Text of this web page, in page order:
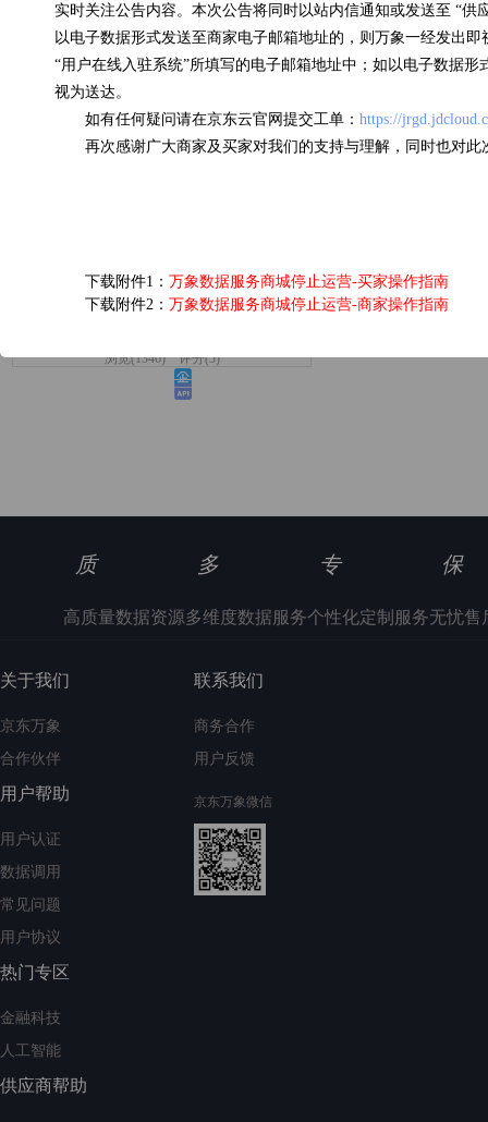
实时关注公告内容。本次公告将同时以站内信通知或发送至 “供
以电子数据形式发送至商家电子邮箱地址的，则万象一经发出
“用户在线入驻系统”所填写的电子邮箱地址中；如以电子数据
视为送达。
如有任何疑问请在京东云官网提交工单： https://
再次感谢广大商家及买家对我们的支持与理解，同时也对
下载附件1： 万象数据服务商城停止运营-买家操作指南
下载附件2： 万象数据服务商城停止运营-商家操作指南
6.0元/次
浏览(1346) 评分(5)
质
高质量数据资源
多
多维度数据服务
专
个性化定制服务
保
无忧售
关于我们
京东万象
合作伙伴
用户帮助
用户认证
数据调用
常见问题
用户协议
热门专区
金融科技
人工智能
供应商帮助
联系我们
商务合作
用户反馈
京东万象微信